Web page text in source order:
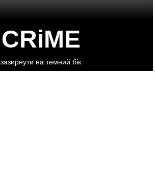
CRiME
зазирнути на темний бік